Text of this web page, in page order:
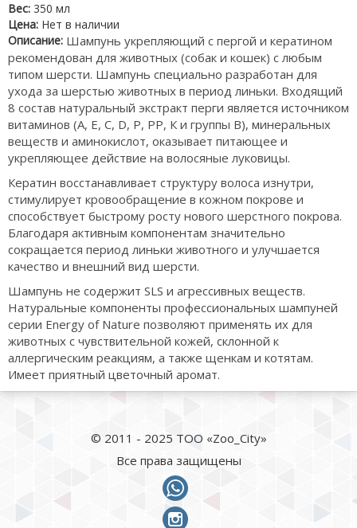
Вес: 350 мл
Цена: Нет в наличии
Описание: Шампунь укрепляющий с пергой и кератином
рекомендован для животных (собак и кошек) с любым
типом шерсти. Шампунь специально разработан для
ухода за шерстью животных в период линьки. Входящий
8 состав натуральный экстракт перги является источником
витаминов (А, Е, С, D, Р, РР, К и группы В), минеральных
веществ и аминокислот, оказывает питающее и
укрепляющее действие на волосяные луковицы.
Кератин восстанавливает структуру волоса изнутри,
стимулирует кровообращение в кожном покрове и
способствует быстрому росту нового шерстного покрова.
Благодаря активным компонентам значительно
сокращается период линьки животного и улучшается
качество и внешний вид шерсти.
Шампунь не содержит SLS и агрессивных веществ.
Натуральные компоненты профессиональных шампуней
серии Energy of Nature позволяют применять их для
животных с чувствительной кожей, склонной к
аллергическим реакциям, а также щенкам и котятам.
Имеет приятный цветочный аромат.
© 2011 - 2025 ТОО «Zoo_City»
Все права защищены
instagram